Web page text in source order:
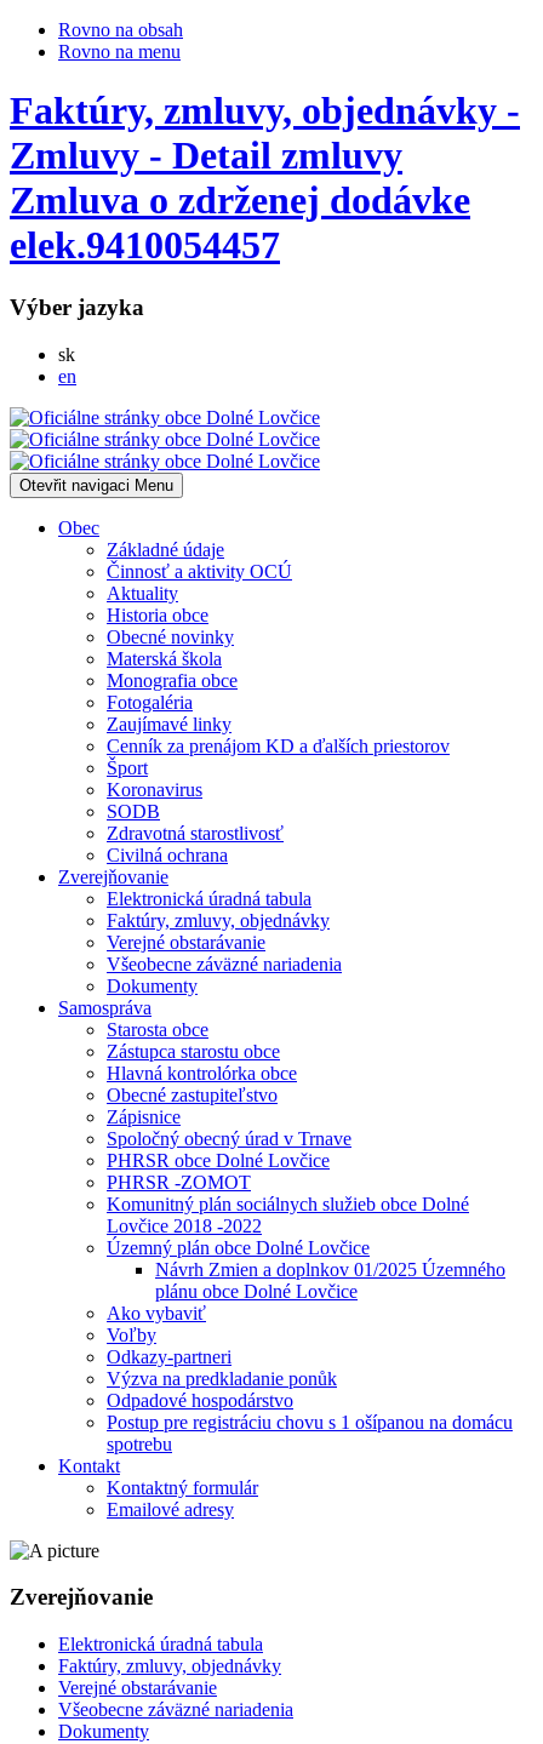
Rovno na obsah
Rovno na menu
Faktúry, zmluvy, objednávky -
Zmluvy - Detail zmluvy
Zmluva o zdrženej dodávke
elek.9410054457
Výber jazyka
skSlovensky
en
Otevřit navigaci Menu
Obec
Základné údaje
Činnosť a aktivity OCÚ
Aktuality
Historia obce
Obecné novinky
Materská škola
Monografia obce
Fotogaléria
Zaujímavé linky
Cenník za prenájom KD a ďalších priestorov
Šport
Koronavirus
SODB
Zdravotná starostlivosť
Civilná ochrana
Zverejňovanie
Elektronická úradná tabula
Faktúry, zmluvy, objednávky
Verejné obstarávanie
Všeobecne záväzné nariadenia
Dokumenty
Samospráva
Starosta obce
Zástupca starostu obce
Hlavná kontrolórka obce
Obecné zastupiteľstvo
Zápisnice
Spoločný obecný úrad v Trnave
PHRSR obce Dolné Lovčice
PHRSR -ZOMOT
Komunitný plán sociálnych služieb obce Dolné
Lovčice 2018 -2022
Územný plán obce Dolné Lovčice
Návrh Zmien a doplnkov 01/2025 Územného
plánu obce Dolné Lovčice
Ako vybaviť
Voľby
Odkazy-partneri
Výzva na predkladanie ponůk
Odpadové hospodárstvo
Postup pre registráciu chovu s 1 ošípanou na domácu
spotrebu
Kontakt
Kontaktný formulár
Emailové adresy
Zverejňovanie
Elektronická úradná tabula
Faktúry, zmluvy, objednávky
Verejné obstarávanie
Všeobecne záväzné nariadenia
Dokumenty